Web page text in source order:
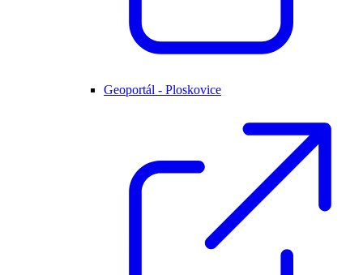
Geoportál - Ploskovice